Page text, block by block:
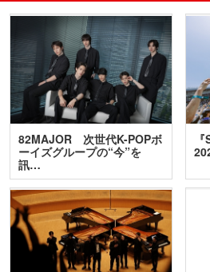
82MAJOR 次世代K-POPボ
ーイズグループの“今”を
訊…